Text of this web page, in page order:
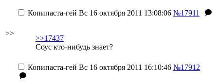
>>
Копипаста-гей Вс 16 октября 2011 13:08:06 №17911
>>17437
Соус кто-нибудь знает?
Копипаста-гей Вс 16 октября 2011 16:10:46 №17912